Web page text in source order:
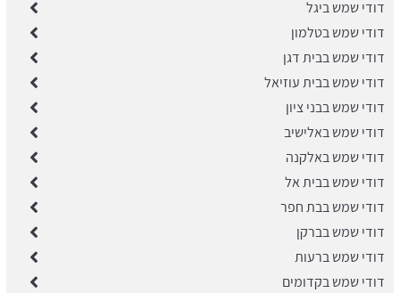
דודי שמש ביגל
דודי שמש בטלמון
דודי שמש בבית דגן
דודי שמש בבית עוזיאל
דודי שמש בבני ציון
דודי שמש באלישיב
דודי שמש באלקנה
דודי שמש בבית אל
דודי שמש בבת חפר
דודי שמש בברקן
דודי שמש ברעות
דודי שמש בקדומים